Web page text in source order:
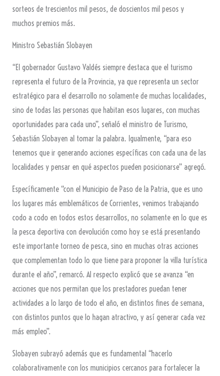
sorteos de trescientos mil pesos, de doscientos mil pesos y
muchos premios más.
Ministro Sebastián Slobayen
“El gobernador Gustavo Valdés siempre destaca que el turismo
representa el futuro de la Provincia, ya que representa un sector
estratégico para el desarrollo no solamente de muchas localidades,
sino de todas las personas que habitan esos lugares, con muchas
oportunidades para cada uno”, señaló el ministro de Turismo,
Sebastián Slobayen al tomar la palabra. Igualmente, “para eso
tenemos que ir generando acciones específicas con cada una de las
localidades y pensar en qué aspectos pueden posicionarse” agregó.
Específicamente “con el Municipio de Paso de la Patria, que es uno
los lugares más emblemáticos de Corrientes, venimos trabajando
codo a codo en todos estos desarrollos, no solamente en lo que es
la pesca deportiva con devolución como hoy se está presentando
este importante torneo de pesca, sino en muchas otras acciones
que complementan todo lo que tiene para proponer la villa turística
durante el año”, remarcó. Al respecto explicó que se avanza “en
acciones que nos permitan que los prestadores puedan tener
actividades a lo largo de todo el año, en distintos fines de semana,
con distintos puntos que lo hagan atractivo, y así generar cada vez
más empleo”.
Slobayen subrayó además que es fundamental “hacerlo
colaborativamente con los municipios cercanos para fortalecer la